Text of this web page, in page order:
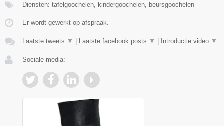
Diensten: tafelgoochelen, kindergoochelen, beursgoochelen
Er wordt gewerkt op afspraak.
Laatste tweets ▼ | Laatste facebook posts ▼ | Introductie video ▼
Sociale media: